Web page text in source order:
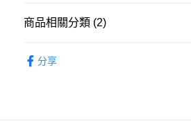
WeChat Pay
送貨方式
商品相關分類 (2)
分享